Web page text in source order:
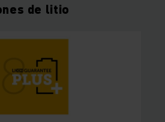
de litio